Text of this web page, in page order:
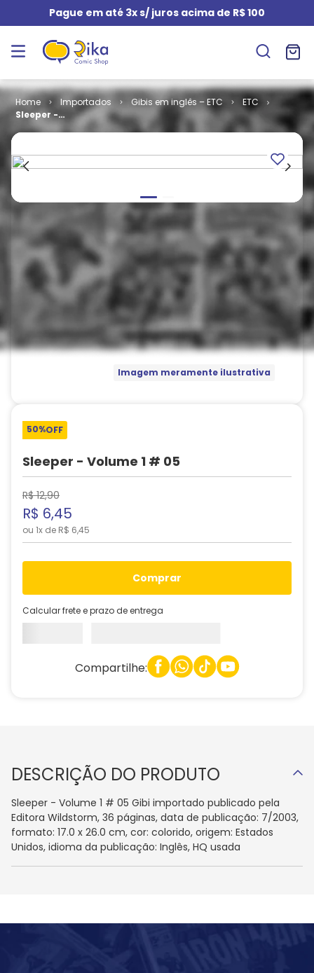
Pague em até 3x s/ juros acima de R$ 100
Importados Gibis em inglês – ETC
ETC
Sleeper -
Volume 1 # 05
Imagem meramente ilustrativa
50%OFF
Sleeper - Volume 1 # 05
R$ 12,90
R$ 6,45
ou 1x de R$ 6,45
comprar
Calcular frete e prazo de entrega
Compartilhe:
DESCRIÇÃO DO PRODUTO
Sleeper - Volume 1 # 05 Gibi importado publicado pela
Editora Wildstorm, 36 páginas, data de publicação: 7/2003,
formato: 17.0 x 26.0 cm, cor: colorido, origem: Estados
Unidos, idioma da publicação: Inglês, HQ usada